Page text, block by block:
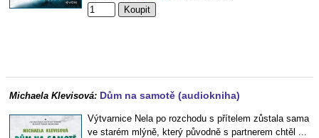
Michaela Klevisová: Dům na samotě (audiokniha)
Výtvarnice Nela po rozchodu s přítelem zůstala sama
ve starém mlýně, který původně s partnerem chtěl ...